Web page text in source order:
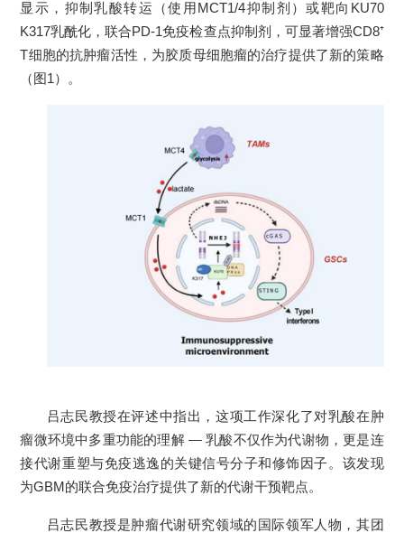
显示，抑制乳酸转运（使用MCT1/4抑制剂）或靶向KU70
K317乳酰化，联合PD-1免疫检查点抑制剂，可显著增强CD8⁺
T细胞的抗肿瘤活性，为胶质母细胞瘤的治疗提供了新的策略
（图1）。
吕志民教授在评述中指出，这项工作深化了对乳酸在肿
瘤微环境中多重功能的理解 — 乳酸不仅作为代谢物，更是连
接代谢重塑与免疫逃逸的关键信号分子和修饰因子。该发现
为GBM的联合免疫治疗提供了新的代谢干预靶点。
吕志民教授是肿瘤代谢研究领域的国际领军人物，其团